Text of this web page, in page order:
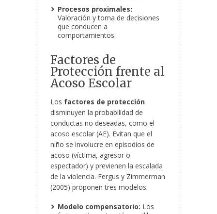
Procesos proximales:
Valoración y toma de decisiones
que conducen a
comportamientos.
Factores de
Protección frente al
Acoso Escolar
Los factores de protección
disminuyen la probabilidad de
conductas no deseadas, como el
acoso escolar (AE). Evitan que el
niño se involucre en episodios de
acoso (víctima, agresor o
espectador) y previenen la escalada
de la violencia. Fergus y Zimmerman
(2005) proponen tres modelos:
Modelo compensatorio: Los